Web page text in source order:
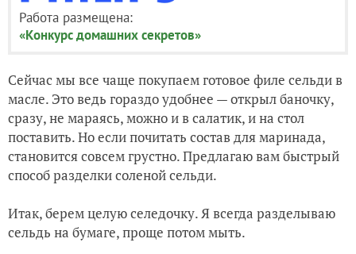
Работа размещена:
«Конкурс домашних секретов»
Сейчас мы все чаще покупаем готовое филе сельди в
масле. Это ведь гораздо удобнее — открыл баночку,
сразу, не мараясь, можно и в салатик, и на стол
поставить. Но если почитать состав для маринада,
становится совсем грустно. Предлагаю вам быстрый
способ разделки соленой сельди.
Итак, берем целую селедочку. Я всегда разделываю
сельдь на бумаге, проще потом мыть.